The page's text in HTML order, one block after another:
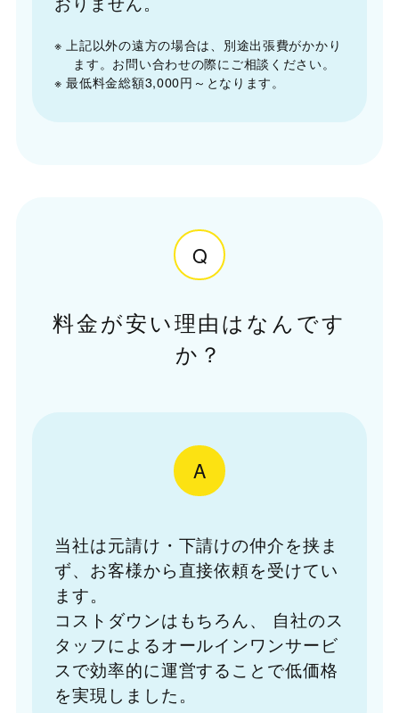
※ 上記以外の遠方の場合は、別途出張費がかかり
ます。お問い合わせの際にご相談ください。
※ 最低料金総額3,000円～となります。
Q
料金が安い理由はなんです
か？
A
当社は元請け・下請けの仲介を挟ま
ず、お客様から直接依頼を受けてい
ます。
コストダウンはもちろん、
自社のス
タッフによるオールインワンサービ
スで効率的に運営することで低価格
を実現しました。